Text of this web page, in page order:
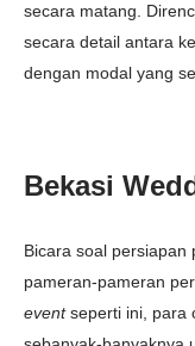
secara matang.
secara detail antara
dengan modal yang
Bekasi
Bicara soal persiapan
pameran-pameran
eventseperti ini, para